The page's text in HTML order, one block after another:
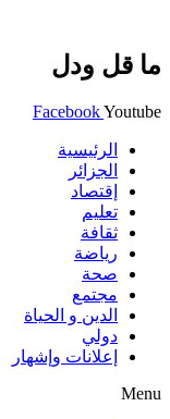
ما قل ودل
FacebookYoutube
الرئيسية
الجزائر
إقتصاد
تعليم
ثقافة
رياضة
صحة
مجتمع
الدين و الحياة
دولي
إعلانات وإشهار
Menu